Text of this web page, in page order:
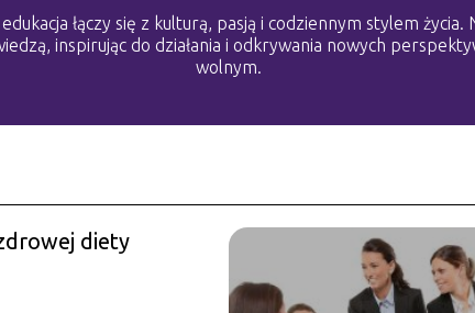
łączy się z kulturą, pasją i codziennym stylem życia.
inspirując do działania i odkrywania nowych
wolnym.
diety